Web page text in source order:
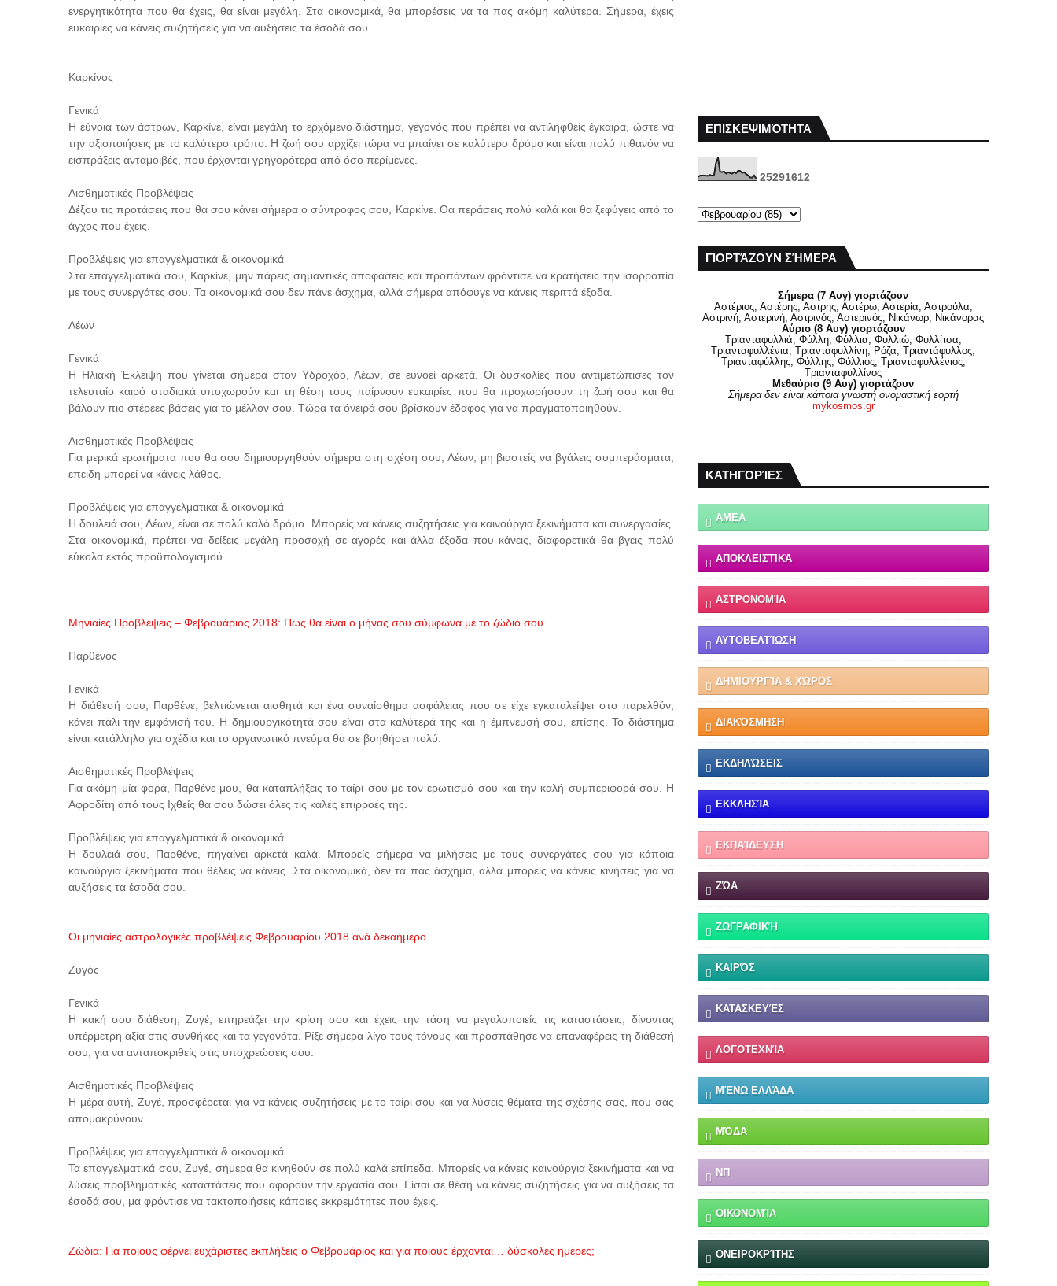
ενεργητικότητα που θα έχεις, θα είναι μεγάλη. Στα οικονομικά, θα μπορέσεις να τα πας ακόμη καλύτερα. Σήμερα, έχεις
ευκαιρίες να κάνεις συζητήσεις για να αυξήσεις τα έσοδά σου.
Καρκίνος
Γενικά
Η εύνοια των άστρων, Καρκίνε, είναι μεγάλη το ερχόμενο διάστημα, γεγονός που πρέπει να αντιληφθείς έγκαιρα, ώστε να
την αξιοποιήσεις με το καλύτερο τρόπο. Η ζωή σου αρχίζει τώρα να μπαίνει σε καλύτερο δρόμο και είναι πολύ πιθανόν να
εισπράξεις ανταμοιβές, που έρχονται γρηγορότερα από όσο περίμενες.
Αισθηματικές Προβλέψεις
Δέξου τις προτάσεις που θα σου κάνει σήμερα ο σύντροφος σου, Καρκίνε. Θα περάσεις πολύ καλά και θα ξεφύγεις από το
άγχος που έχεις.
Προβλέψεις για επαγγελματικά & οικονομικά
Στα επαγγελματικά σου, Καρκίνε, μην πάρεις σημαντικές αποφάσεις και προπάντων φρόντισε να κρατήσεις την ισορροπία
με τους συνεργάτες σου. Τα οικονομικά σου δεν πάνε άσχημα, αλλά σήμερα απόφυγε να κάνεις περιττά έξοδα.
Λέων
Γενικά
Η Ηλιακή Έκλειψη που γίνεται σήμερα στον Υδροχόο, Λέων, σε ευνοεί αρκετά. Οι δυσκολίες που αντιμετώπισες τον
τελευταίο καιρό σταδιακά υποχωρούν και τη θέση τους παίρνουν ευκαιρίες που θα προχωρήσουν τη ζωή σου και θα
βάλουν πιο στέρεες βάσεις για το μέλλον σου. Τώρα τα όνειρά σου βρίσκουν έδαφος για να πραγματοποιηθούν.
Αισθηματικές Προβλέψεις
Για μερικά ερωτήματα που θα σου δημιουργηθούν σήμερα στη σχέση σου, Λέων, μη βιαστείς να βγάλεις συμπεράσματα,
επειδή μπορεί να κάνεις λάθος.
Προβλέψεις για επαγγελματικά & οικονομικά
Η δουλειά σου, Λέων, είναι σε πολύ καλό δρόμο. Μπορείς να κάνεις συζητήσεις για καινούργια ξεκινήματα και συνεργασίες.
Στα οικονομικά, πρέπει να δείξεις μεγάλη προσοχή σε αγορές και άλλα έξοδα που κάνεις, διαφορετικά θα βγεις πολύ
εύκολα εκτός προϋπολογισμού.
Μηνιαίες Προβλέψεις – Φεβρουάριος 2018: Πώς θα είναι ο μήνας σου σύμφωνα με το ζώδιό σου
Παρθένος
Γενικά
Η διάθεσή σου, Παρθένε, βελτιώνεται αισθητά και ένα συναίσθημα ασφάλειας που σε είχε εγκαταλείψει στο παρελθόν,
κάνει πάλι την εμφάνισή του. Η δημιουργικότητά σου είναι στα καλύτερά της και η έμπνευσή σου, επίσης. Το διάστημα
είναι κατάλληλο για σχέδια και το οργανωτικό πνεύμα θα σε βοηθήσει πολύ.
Αισθηματικές Προβλέψεις
Για ακόμη μία φορά, Παρθένε μου, θα καταπλήξεις το ταίρι σου με τον ερωτισμό σου και την καλή συμπεριφορά σου. Η
Αφροδίτη από τους Ιχθείς θα σου δώσει όλες τις καλές επιρροές της.
Προβλέψεις για επαγγελματικά & οικονομικά
Η δουλειά σου, Παρθένε, πηγαίνει αρκετά καλά. Μπορείς σήμερα να μιλήσεις με τους συνεργάτες σου για κάποια
καινούργια ξεκινήματα που θέλεις να κάνεις. Στα οικονομικά, δεν τα πας άσχημα, αλλά μπορείς να κάνεις κινήσεις για να
αυξήσεις τα έσοδά σου.
Οι μηνιαίες αστρολογικές προβλέψεις Φεβρουαρίου 2018 ανά δεκαήμερο
Ζυγός
Γενικά
Η κακή σου διάθεση, Ζυγέ, επηρεάζει την κρίση σου και έχεις την τάση να μεγαλοποιείς τις καταστάσεις, δίνοντας
υπέρμετρη αξία στις συνθήκες και τα γεγονότα. Ρίξε σήμερα λίγο τους τόνους και προσπάθησε να επαναφέρεις τη διάθεσή
σου, για να ανταποκριθείς στις υποχρεώσεις σου.
Αισθηματικές Προβλέψεις
Η μέρα αυτή, Ζυγέ, προσφέρεται για να κάνεις συζητήσεις με το ταίρι σου και να λύσεις θέματα της σχέσης σας, που σας
απομακρύνουν.
Προβλέψεις για επαγγελματικά & οικονομικά
Τα επαγγελματικά σου, Ζυγέ, σήμερα θα κινηθούν σε πολύ καλά επίπεδα. Μπορείς να κάνεις καινούργια ξεκινήματα και να
λύσεις προβληματικές καταστάσεις που αφορούν την εργασία σου. Είσαι σε θέση να κάνεις συζητήσεις για να αυξήσεις τα
έσοδά σου, μα φρόντισε να τακτοποιήσεις κάποιες εκκρεμότητες που έχεις.
Ζώδια: Για ποιους φέρνει ευχάριστες εκπλήξεις ο Φεβρουάριος και για ποιους έρχονται… δύσκολες ημέρες;
ΕΠΙΣΚΕΨΙΜΌΤΗΤΑ
25291612
ΓΙΟΡΤΆΖΟΥΝ ΣΉΜΕΡΑ
Σήμερα (7 Αυγ) γιορτάζουν
Αστέριος, Αστέρης, Αστρης, Αστέρω, Αστερία, Αστρούλα,
Αστρινή, Αστερινή, Αστρινός, Αστερινός, Νικάνωρ, Νικάνορας
Αύριο (8 Αυγ) γιορτάζουν
Τριανταφυλλιά, Φύλλη, Φύλλια, Φυλλιώ, Φυλλίτσα,
Τριανταφυλλένια, Τριανταφυλλίνη, Ρόζα, Τριαντάφυλλος,
Τριανταφύλλης, Φύλλης, Φύλλιος, Τριανταφυλλένιος,
Τριανταφυλλίνος
Μεθαύριο (9 Αυγ) γιορτάζουν
Σήμερα δεν είναι κάποια γνωστή ονομαστική εορτή
mykosmos.gr
ΚΑΤΗΓΟΡΊΕΣ
ΑΜΕΑ
ΑΠΟΚΛΕΙΣΤΙΚΆ
ΑΣΤΡΟΝΟΜΊΑ
ΑΥΤΟΒΕΛΤΊΩΣΗ
ΔΗΜΙΟΥΡΓΊΑ & ΧΏΡΟΣ
ΔΙΑΚΌΣΜΗΣΗ
ΕΚΔΗΛΏΣΕΙΣ
ΕΚΚΛΗΣΊΑ
ΕΚΠΑΊΔΕΥΣΗ
ΖΏΑ
ΖΩΓΡΑΦΙΚΉ
ΚΑΙΡΌΣ
ΚΑΤΑΣΚΕΥΈΣ
ΛΟΓΟΤΕΧΝΊΑ
ΜΈΝΩ ΕΛΛΆΔΑ
ΜΌΔΑ
ΝΠ
ΟΙΚΟΝΟΜΊΑ
ΟΝΕΙΡΟΚΡΊΤΗΣ